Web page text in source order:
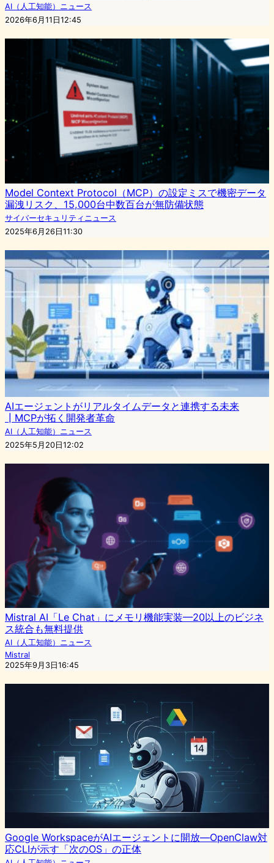
AI（人工知能）ニュース
2026年6月11日12:45
Model Context Protocol（MCP）の設定ミスで機密データ
漏洩リスク、15,000台中数百台が無防備状態
サイバーセキュリティニュース
2025年6月26日11:30
AIエージェントがリアルタイムデータと連携する未来
┃MCPが拓く開発者革命
AI（人工知能）ニュース
2025年5月20日12:02
Mistral AI「Le Chat」にメモリ機能実装—20以上のビジネ
ス統合も無料提供
AI（人工知能）ニュース
Mistral
2025年9月3日16:45
Google WorkspaceがAIエージェントに開放—OpenClaw対
応CLIが示す「次のOS」の正体